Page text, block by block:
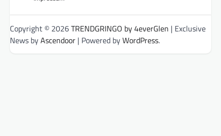
Copyright © 2026TRENDGRINGO by 4everGlen | Exclusive
News byAscendoor | Powered byWordPress.